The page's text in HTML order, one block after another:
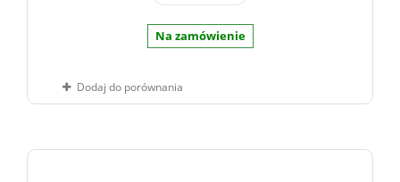
Na zamówienie
Dodaj do porównania